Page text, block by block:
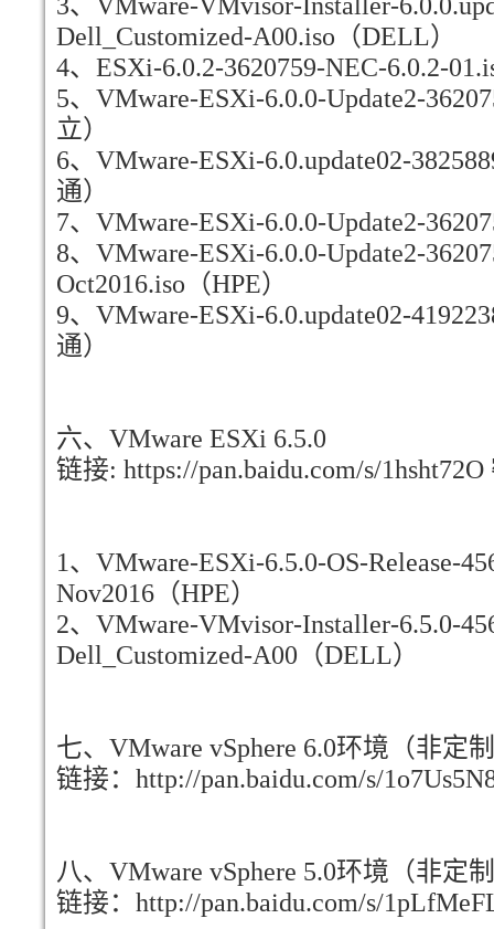
Dell_Customized-A00.iso（DELL）
4、ESXi-6.0.2-3620759-NEC-6.0.2-
5、VMware-ESXi-6.0.0-Update2-
立）
6、VMware-ESXi-6.0.update02-
通）
7、VMware-ESXi-6.0.0-Update2-
8、VMware-ESXi-6.0.0-Update2-
Oct2016.iso（HPE）
9、VMware-ESXi-6.0.update02-
通）
六、VMware ESXi 6.5.0
链接: https://pan.baidu.com/s/
1、VMware-ESXi-6.5.0-OS-Release-
Nov2016（HPE）
2、VMware-VMvisor-Installer-6.5.0-
Dell_Customized-A00（DELL）
七、VMware vSphere 6.0环境（非定
链接：http://pan.baidu.com/s/
八、VMware vSphere 5.0环境（非定
链接：http://pan.baidu.com/s/